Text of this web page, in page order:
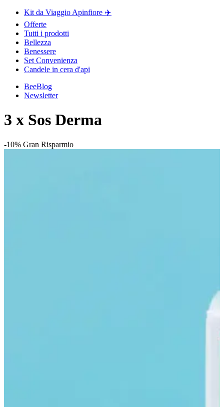
Kit da Viaggio Apinfiore ✈️
Offerte
Tutti i prodotti
Bellezza
Benessere
Set Convenienza
Candele in cera d'api
BeeBlog
Newsletter
3 x Sos Derma
-10% Gran Risparmio